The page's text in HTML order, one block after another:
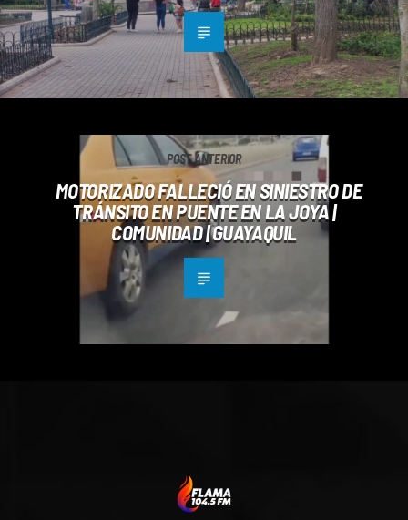
POST ANTERIOR
MOTORIZADO FALLECIÓ EN SINIESTRO DE
TRÁNSITO EN PUENTE EN LA JOYA |
COMUNIDAD | GUAYAQUIL